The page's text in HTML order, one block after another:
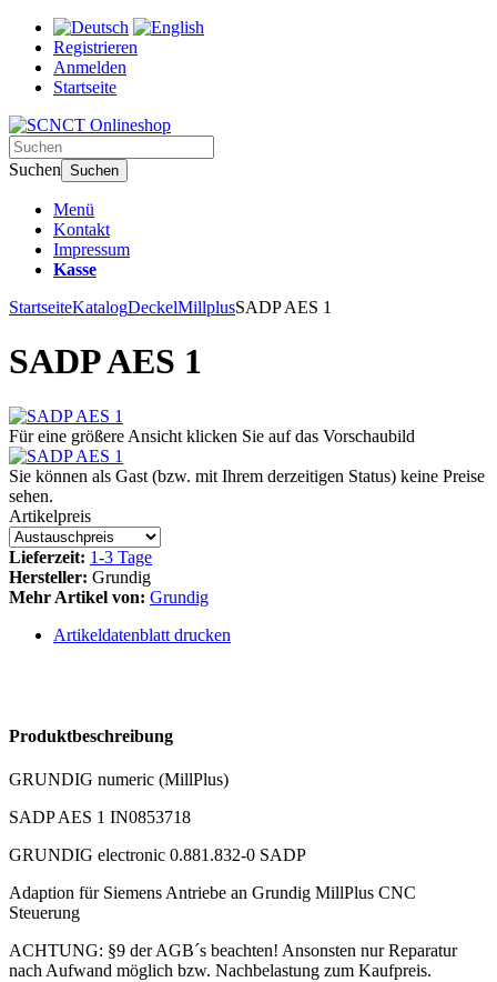
Registrieren
Anmelden
Startseite
Suchen Suchen
Menü
Kontakt
Impressum
Kasse
StartseiteKatalogDeckelMillplusSADP AES 1
SADP AES 1
Für eine größere Ansicht klicken Sie auf das Vorschaubild
Sie können als Gast (bzw. mit Ihrem derzeitigen Status) keine Preise
sehen.
Artikelpreis
Lieferzeit: 1-3 Tage
Hersteller: Grundig
Mehr Artikel von: Grundig
Artikeldatenblatt drucken
Produktbeschreibung
GRUNDIG numeric (MillPlus)
SADP AES 1 IN0853718
GRUNDIG electronic 0.881.832-0 SADP
Adaption für Siemens Antriebe an Grundig MillPlus CNC
Steuerung
ACHTUNG: §9 der AGB´s beachten! Ansonsten nur Reparatur
nach Aufwand möglich bzw. Nachbelastung zum Kaufpreis.